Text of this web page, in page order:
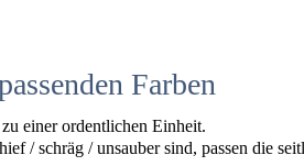
Farben
einer ordentlichen Einheit.
/ schräg / unsauber sind, passen die